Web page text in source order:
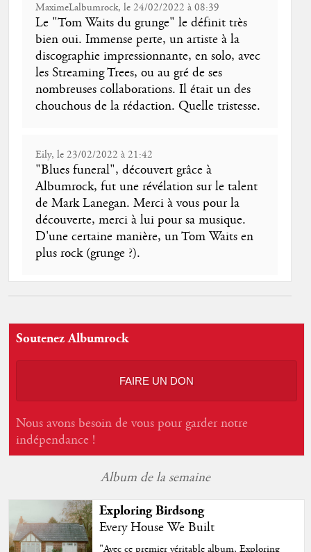
MaximeLalbumrock, le 24/02/2022 à 08:39
Le "Tom Waits du grunge" le définit très
bien oui. Immense perte, un artiste à la
discographie impressionnante, en solo, avec
les Streaming Trees, ou au gré de ses
nombreuses collaborations. Il était un des
chouchous de la rédaction. Quelle tristesse.
Eily, le 23/02/2022 à 21:42
"Blues funeral", découvert grâce à
Albumrock, fut une révélation sur le talent
de Mark Lanegan. Merci à vous pour la
découverte, merci à lui pour sa musique.
D'une certaine manière, un Tom Waits en
plus rock (grunge ?).
Soutenez Albumrock
FAIRE UN DON
Nous avons besoin de vous pour garder notre
indépendance !
Album de la semaine
Exploring Birdsong
Every House We Built